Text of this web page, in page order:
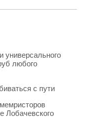
универсального
любого
с пути
Лобачевского